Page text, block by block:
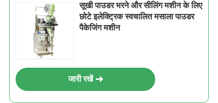
सूखी पाउडर भरने और सीलिंग मशीन के लिए
छोटे इलेक्ट्रिक स्वचालित मसाला पाउडर
पैकेजिंग मशीन
जारी रखें